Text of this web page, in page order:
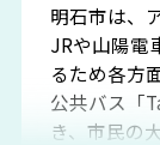
明石市は、
JRや山陽電
るため各方
公共バス「
き、市民の